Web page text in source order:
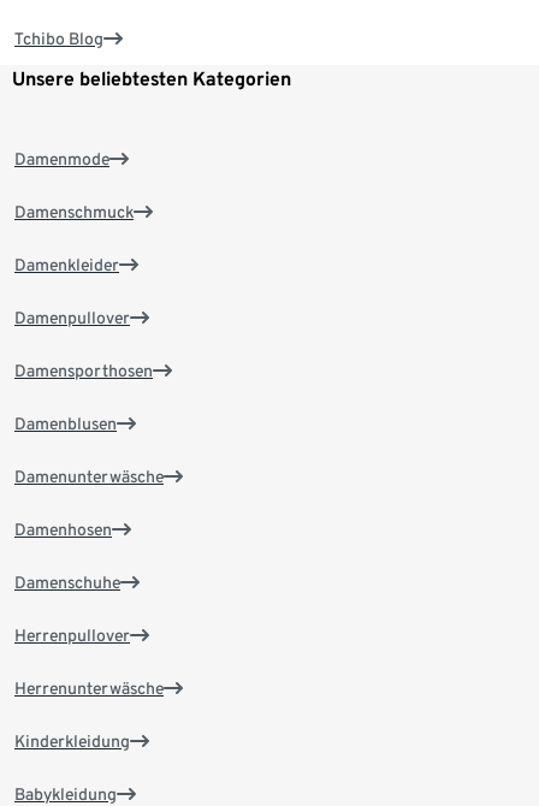
Tchibo Blog
Unsere beliebtesten Kategorien
Damenmode
Damenschmuck
Damenkleider
Damenpullover
Damensporthosen
Damenblusen
Damenunterwäsche
Damenhosen
Damenschuhe
Herrenpullover
Herrenunterwäsche
Kinderkleidung
Babykleidung